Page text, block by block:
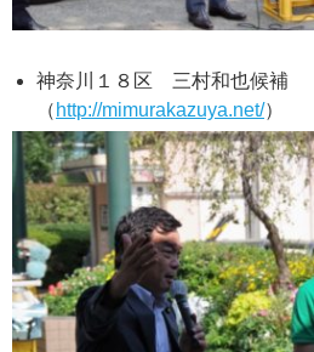
神奈川１８区 三村和也候補
（ http://mimurakazuya.net/）